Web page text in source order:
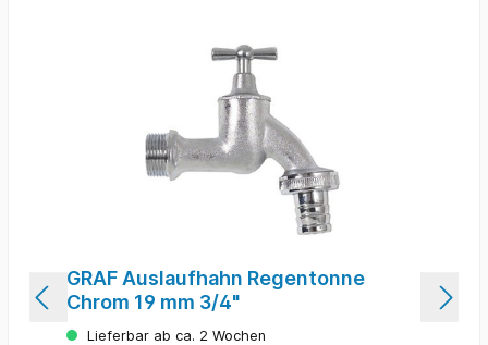
GRAF Auslaufhahn Regentonne
Chrom 19 mm 3/4"
Lieferbar ab ca. 2 Wochen